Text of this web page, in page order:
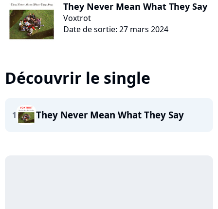
They Never Mean What They Say
Voxtrot
Date de sortie: 27 mars 2024
Découvrir le single
1 They Never Mean What They Say